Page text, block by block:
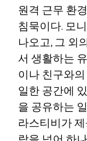
원격 근무 환
침묵이다. 모
나오고, 그 외
서 생활하는
이나 친구와
일한 공간에
을 공유하는
라스티비가